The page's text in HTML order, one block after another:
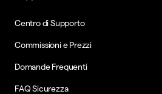
Centro di Supporto
Commissioni e Prezzi
Domande Frequenti
FAQ Sicurezza